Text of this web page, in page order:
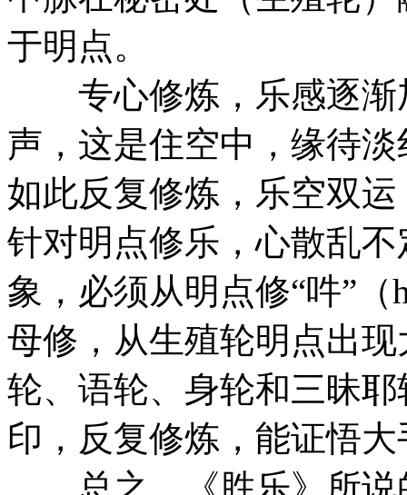
于明点。
专心修炼，乐感逐渐
声，这是住空中，缘待
如此反复修炼，乐空双
针对明点修乐，心散乱
象，必须从明点修“吽”
母修，从生殖轮明点出
轮、语轮、身轮和三昧
印，反复修炼，能证悟大
总之，《胜乐》所说